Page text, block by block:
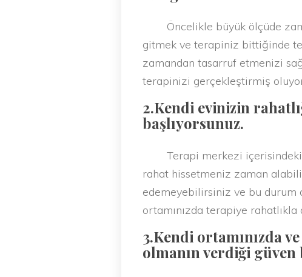
Öncelikle büyük ölçüde
gitmek ve terapiniz bittiğinde
zamandan tasarruf etmenizi
terapinizi gerçekleştirmiş
2.Kendi evinizin
başlıyorsunuz.
Terapi merkezi içerisindeki
rahat hissetmeniz zaman
edemeyebilirsiniz ve bu durum
ortamınızda terapiye
3.Kendi ortamınızda
olmanın verdiği güven